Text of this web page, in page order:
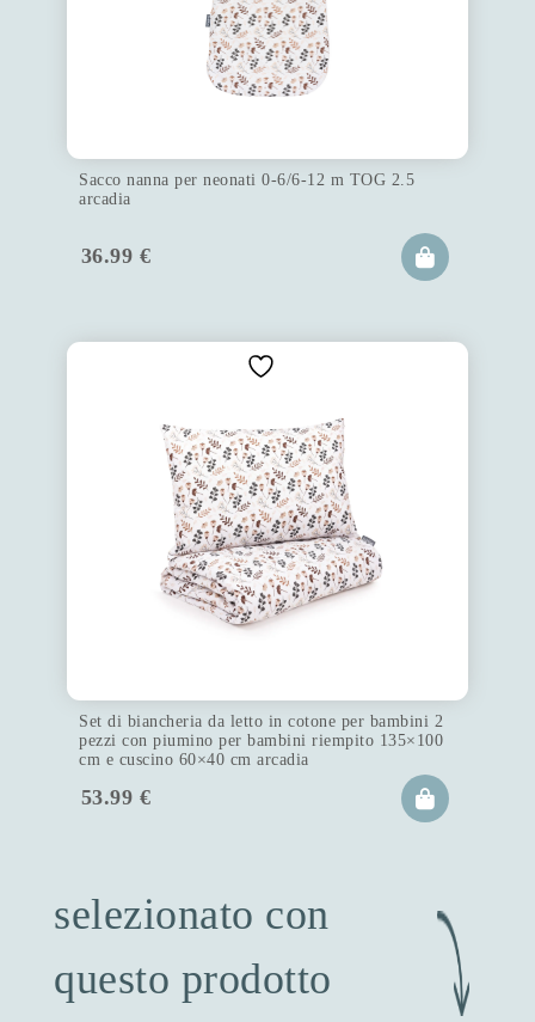
Sacco nanna per neonati 0-6/6-12 m TOG 2.5
arcadia
36.99 €
Set di biancheria da letto in cotone per bambini 2
pezzi con piumino per bambini riempito 135×100
cm e cuscino 60×40 cm arcadia
53.99 €
selezionato con
questo prodotto